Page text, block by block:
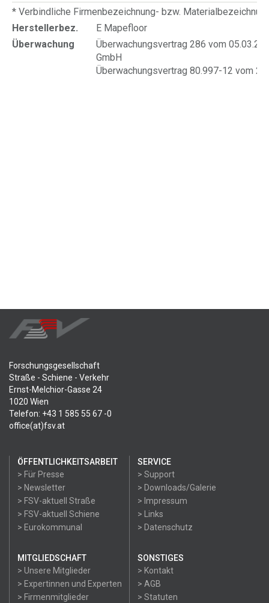
* Verbindliche Firmenbezeichnung- bzw.
Herstellerbez.
E Mapefloor
Überwachung
Überwachungsvertrag 286 vom
GmbH
Überwachungsvertrag 80.997-12 vom
Forschungsgesellschaft
Straße - Schiene - Verkehr
Ernst-Melchior-Gasse 24
1020 Wien
Telefon: +43 1 585 55 67 -0
office(at)fsv.at
ÖFFENTLICHKEITSARBEIT
> Für Presse
> Newsletter
> FSV-aktuell Straße
> FSV-aktuell Schiene
> Eurokommunal
SERVICE
> Support
> Downloads/Galerie
> Impressum
> Links
> Datenschutz
MITGLIEDSCHAFT
> Unsere Mitglieder
> Expertinnen und Experten
> Firmenmitglieder
SONSTIGES
> Kontakt
> AGB
> Statuten